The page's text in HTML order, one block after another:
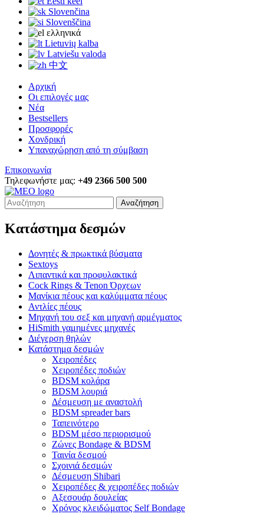
Slovenčina
Slovenščina
ελληνικά
Lietuvių kalba
Latviešu valoda
中文
Αρχική
Οι επιλογές μας
Νέα
Bestsellers
Προσφορές
Χονδρική
Υπαναχώρηση από τη σύμβαση
Επικοινωνία
Τηλεφωνήστε μας: +49 2366 500 500
Αναζήτηση
Κατάστημα δεσμών
Δονητές & πρωκτικά βύσματα
Sextoys
Λιπαντικά και προφυλακτικά
Cock Rings & Tenon Όρχεων
Μανίκια πέους και καλύμματα πέους
Αντλίες πέους
Μηχανή του σεξ και μηχανή αρμέγματος
HiSmith γαμημένες μηχανές
Διέγερση θηλών
Κατάστημα δεσμών
Χειροπέδες
Χειροπέδες ποδιών
BDSM κολάρα
BDSM λουριά
Δέσμευση με αναστολή
BDSM spreader bars
Ταπεινότερο
BDSM μέσο περιορισμού
Ζώνες Bondage & BDSM
Ταινία δεσμού
Σχοινιά δεσμών
Δέσμευση Shibari
Χειροπέδες & χειροπέδες ποδιών
Αξεσουάρ δουλείας
Χρόνος κλειδώματος Self Bondage